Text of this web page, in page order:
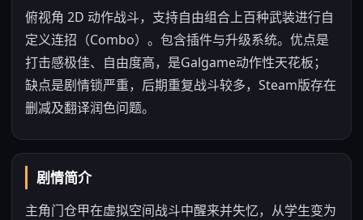
俯视角 2D 动作战斗，支持自由组合上百种武装进行自
定义连招（Combo）。包含插件与升级系统。优点是
打击感极佳、自由度高，是Galgame动作性天花板；
缺点是剧情锁严重，后期重复战斗较多，Steam版存在
删减及翻译润色问题。
剧情简介
主角门仓甲在虚拟空间战斗中醒来并失忆，从学生变为